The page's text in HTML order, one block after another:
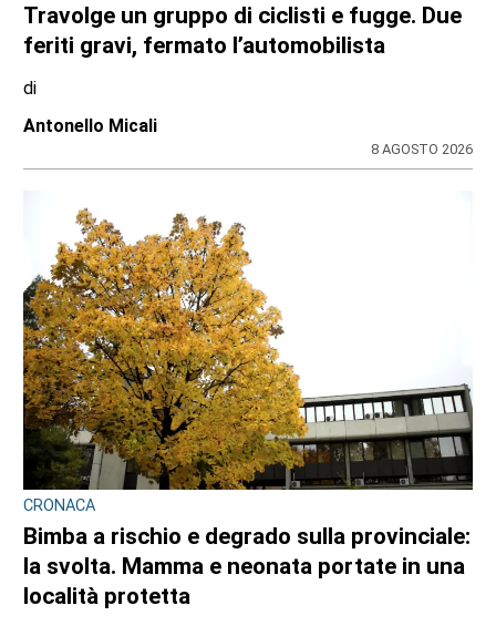
Travolge un gruppo di ciclisti e fugge. Due
feriti gravi, fermato l’automobilista
di
Antonello Micali
8 AGOSTO 2026
CRONACA
Bimba a rischio e degrado sulla provinciale:
la svolta. Mamma e neonata portate in una
località protetta